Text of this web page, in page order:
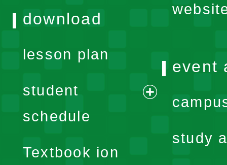
download
lesson plan
student
schedule
expand
menu
Textbook ion
event
study